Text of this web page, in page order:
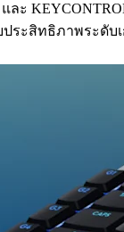
ละ
ประสิทธิภาพระดับ